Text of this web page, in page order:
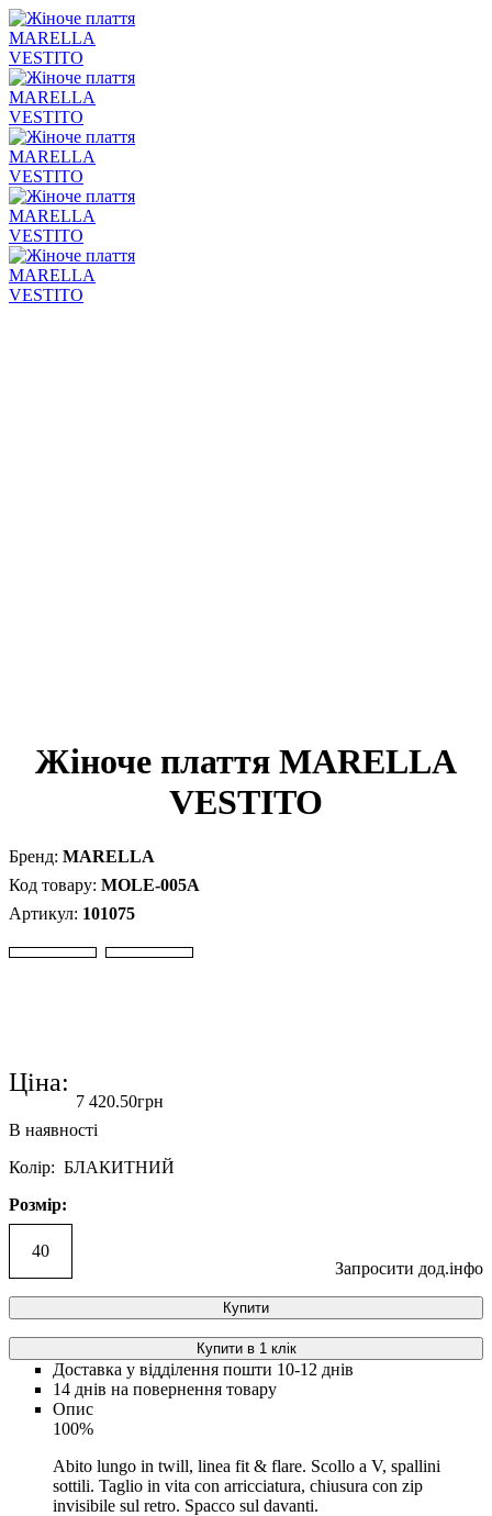
Жіноче плаття MARELLA
VESTITO
MARELLA
MOLE-005A
101075
Ціна:
7 420.50грн
Колір: БЛАКИТНИЙ
Розмір:
40
Запросити дод.інфо
Купити
Купити в 1 клік
Доставка у відділення пошти 10-12 днів
14 днів на повернення товару
Опис
100%
Abito lungo in twill, linea fit & flare. Scollo a V, spallini
sottili. Taglio in vita con arricciatura, chiusura con zip
invisibile sul retro. Spacco sul davanti.